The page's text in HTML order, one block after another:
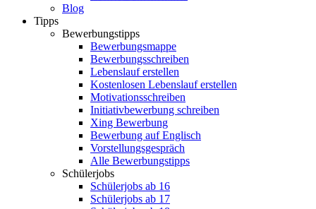
Blog
Tipps
Bewerbungstipps
Bewerbungsmappe
Bewerbungsschreiben
Lebenslauf erstellen
Kostenlosen Lebenslauf erstellen
Motivationsschreiben
Initiativbewerbung schreiben
Xing Bewerbung
Bewerbung auf Englisch
Vorstellungsgespräch
Alle Bewerbungstipps
Schülerjobs
Schülerjobs ab 16
Schülerjobs ab 17